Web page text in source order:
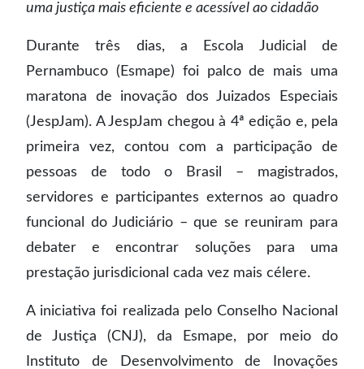
uma justiça mais eficiente e acessível ao cidadão
Durante três dias, a Escola Judicial de
Pernambuco (Esmape) foi palco de mais uma
maratona de inovação dos Juizados Especiais
(JespJam). A JespJam chegou à 4ª edição e, pela
primeira vez, contou com a participação de
pessoas de todo o Brasil – magistrados,
servidores e participantes externos ao quadro
funcional do Judiciário – que se reuniram para
debater e encontrar soluções para uma
prestação jurisdicional cada vez mais célere.
A iniciativa foi realizada pelo Conselho Nacional
de Justiça (CNJ), da Esmape, por meio do
Instituto de Desenvolvimento de Inovações